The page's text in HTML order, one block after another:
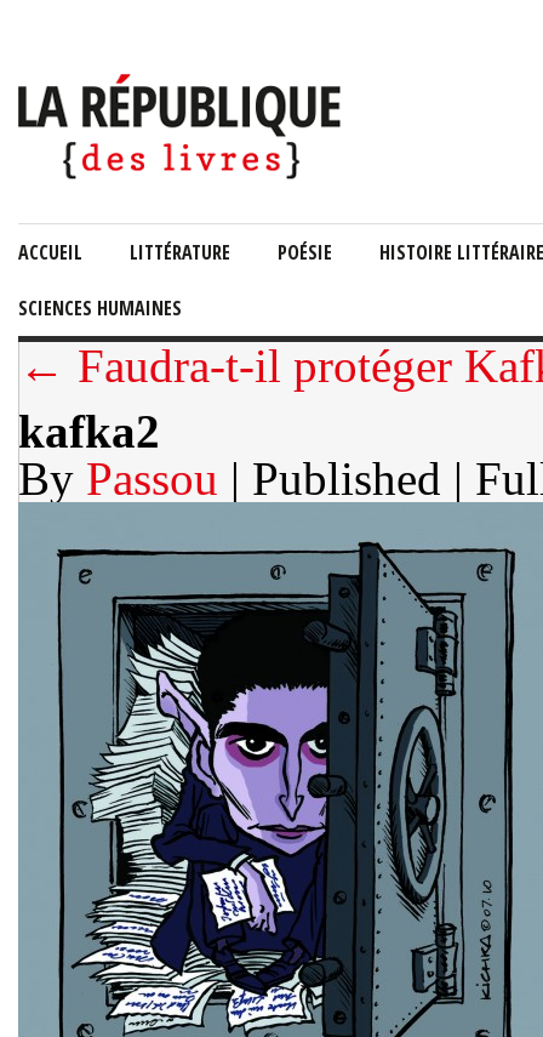
ACCUEIL LITTÉRATURE POÉSIE HISTOIRE LITTÉRAIRE
SCIENCES HUMAINES
← Faudra-t-il protéger
kafka2
By Passou | Published |